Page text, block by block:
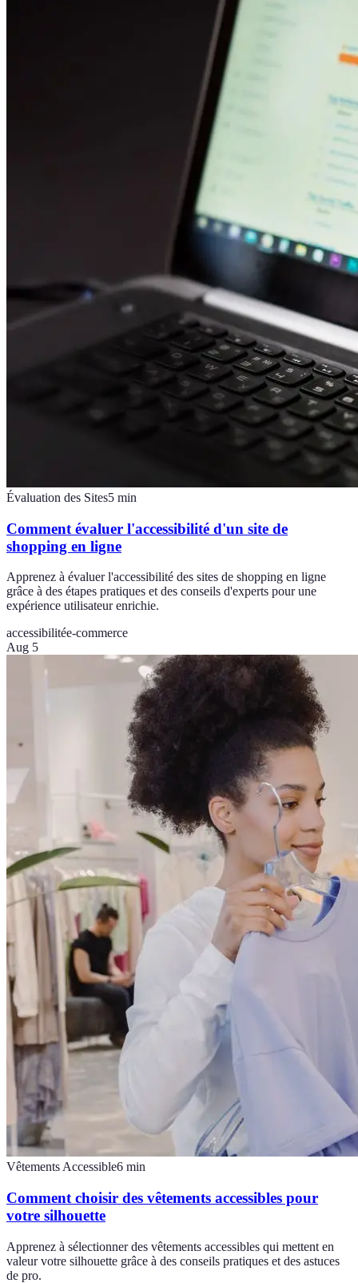
Évaluation des Sites5 min
Comment évaluer l'accessibilité d'un site de
shopping en ligne
Apprenez à évaluer l'accessibilité des sites de shopping en ligne
grâce à des étapes pratiques et des conseils d'experts pour une
expérience utilisateur enrichie.
accessibilitée-commerce
Aug 5
Vêtements Accessible6 min
Comment choisir des vêtements accessibles pour
votre silhouette
Apprenez à sélectionner des vêtements accessibles qui mettent en
valeur votre silhouette grâce à des conseils pratiques et des astuces
de pro.